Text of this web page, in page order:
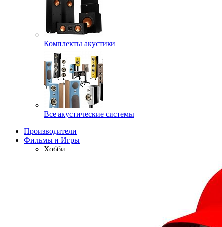
Комплекты акустики
Все акустические системы
Производители
Фильмы и Игры
Хобби